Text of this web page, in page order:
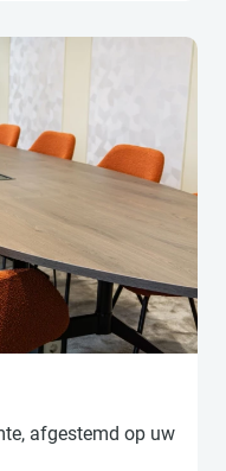
afgestemd op uw